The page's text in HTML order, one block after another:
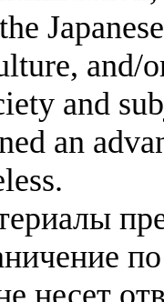
and/
and
an
несет